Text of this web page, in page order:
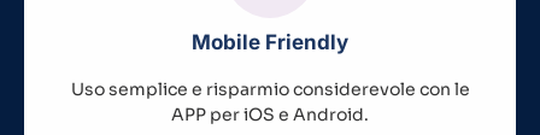
Mobile Friendly
Uso semplice e risparmio considerevole con le
APP per iOS e Android.